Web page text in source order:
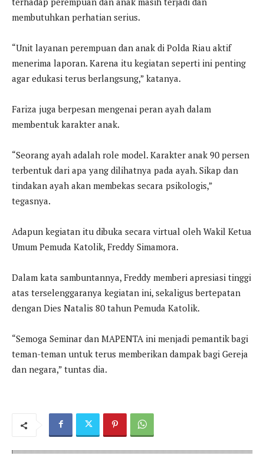
membutuhkan perhatian serius.
“Unit layanan perempuan dan anak di Polda Riau aktif
menerima laporan. Karena itu kegiatan seperti ini penting
agar edukasi terus berlangsung,” katanya.
Fariza juga berpesan mengenai peran ayah dalam
membentuk karakter anak.
“Seorang ayah adalah role model. Karakter anak 90 persen
terbentuk dari apa yang dilihatnya pada ayah. Sikap dan
tindakan ayah akan membekas secara psikologis,”
tegasnya.
Adapun kegiatan itu dibuka secara virtual oleh Wakil Ketua
Umum Pemuda Katolik, Freddy Simamora.
Dalam kata sambuntannya, Freddy memberi apresiasi tinggi
atas terselenggaranya kegiatan ini, sekaligus bertepatan
dengan Dies Natalis 80 tahun Pemuda Katolik.
“Semoga Seminar dan MAPENTA ini menjadi pemantik bagi
teman-teman untuk terus memberikan dampak bagi Gereja
dan negara,” tuntas dia.